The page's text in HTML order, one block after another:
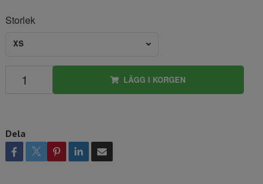
Storlek
XS
LÄGG I KORGEN
Dela